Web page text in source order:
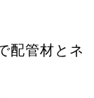
配管材とネ